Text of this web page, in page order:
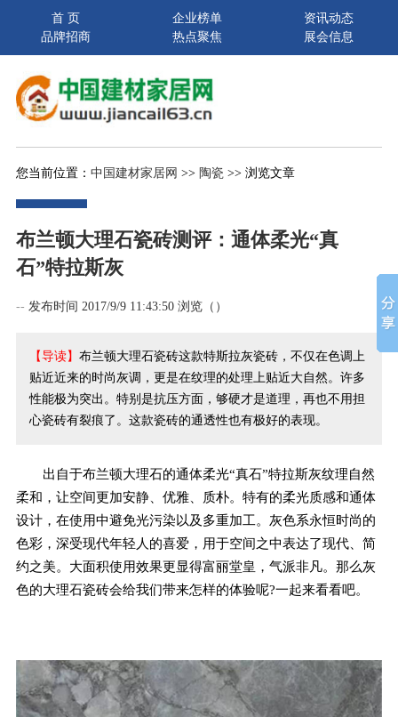
首 页 企业榜单
资讯动态
品牌招商
热点聚焦 展会信息
您当前位置： 中国建材家居网 >> 陶瓷 >> 浏览文章
布兰顿大理石瓷砖测评：通体柔光“真
石”特拉斯灰
-- 发布时间 2017/9/9 11:43:50 浏览（ ）
【导读】 布兰顿大理石瓷砖这款特斯拉灰瓷砖，不仅在色调上
贴近近来的时尚灰调，更是在纹理的处理上贴近大自然。许多
性能极为突出。特别是抗压方面，够硬才是道理，再也不用担
心瓷砖有裂痕了。这款瓷砖的通透性也有极好的表现。
出自于布兰顿大理石的通体柔光“真石”特拉斯灰纹理自然
柔和，让空间更加安静、优雅、质朴。特有的柔光质感和通体
设计，在使用中避免光污染以及多重加工。灰色系永恒时尚的
色彩，深受现代年轻人的喜爱，用于空间之中表达了现代、简
约之美。大面积使用效果更显得富丽堂皇，气派非凡。那么灰
色的大理石瓷砖会给我们带来怎样的体验呢?一起来看看吧。